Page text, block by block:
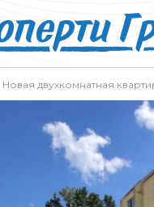
Новая двухкомнатная